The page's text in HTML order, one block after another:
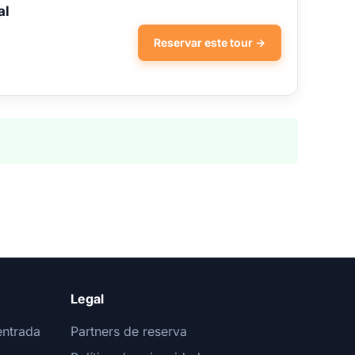
Reservar este tour →
Legal
Partners de reserva